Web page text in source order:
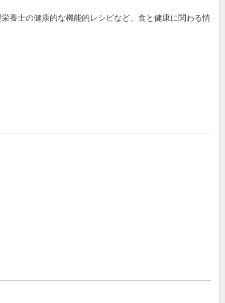
養士の健康的な機能的レシピなど、食と健康に関わる情